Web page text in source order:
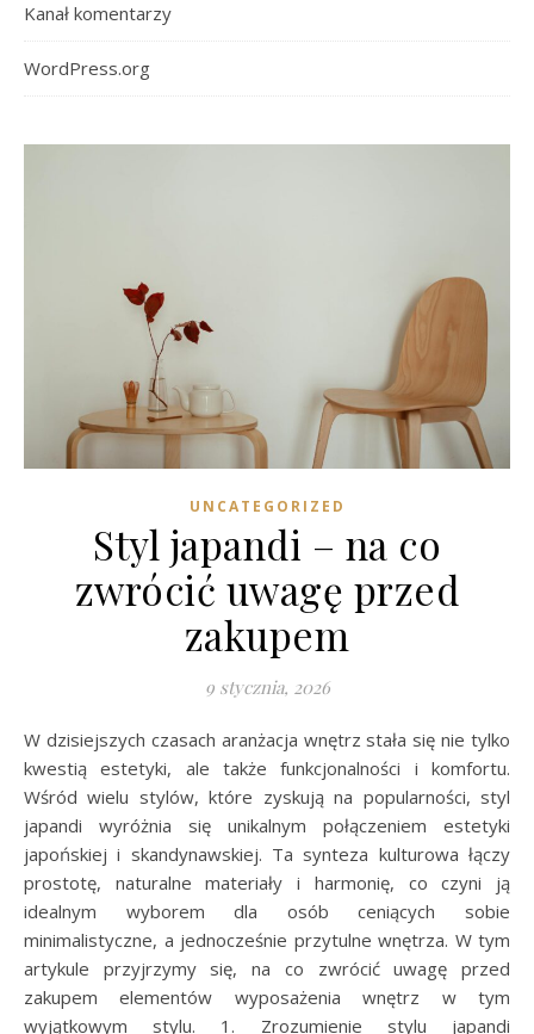
Kanał komentarzy
WordPress.org
UNCATEGORIZED
Styl japandi – na co
zwrócić uwagę przed
zakupem
9 stycznia, 2026
W dzisiejszych czasach aranżacja wnętrz stała się nie tylko
kwestią estetyki, ale także funkcjonalności i komfortu.
Wśród wielu stylów, które zyskują na popularności, styl
japandi wyróżnia się unikalnym połączeniem estetyki
japońskiej i skandynawskiej. Ta synteza kulturowa łączy
prostotę, naturalne materiały i harmonię, co czyni ją
idealnym wyborem dla osób ceniących sobie
minimalistyczne, a jednocześnie przytulne wnętrza. W tym
artykule przyjrzymy się, na co zwrócić uwagę przed
zakupem elementów wyposażenia wnętrz w tym
wyjątkowym stylu. 1. Zrozumienie stylu japandi